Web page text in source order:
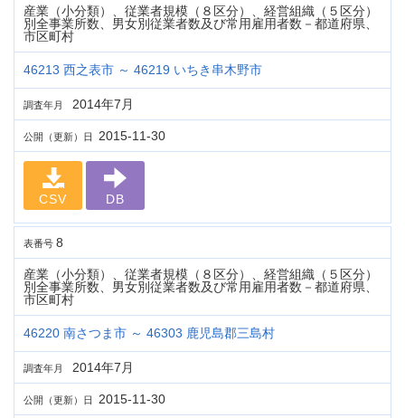
産業（小分類）、従業者規模（８区分）、経営組織（５区分）
別全事業所数、男女別従業者数及び常用雇用者数－都道府県、
市区町村
46213 西之表市 ～ 46219 いちき串木野市
調査年月 2014年7月
公開（更新）日 2015-11-30
CSV DB
表番号 8
産業（小分類）、従業者規模（８区分）、経営組織（５区分）
別全事業所数、男女別従業者数及び常用雇用者数－都道府県、
市区町村
46220 南さつま市 ～ 46303 鹿児島郡三島村
調査年月 2014年7月
公開（更新）日 2015-11-30